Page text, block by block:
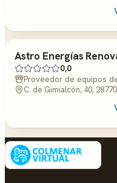
Astro Energías
0,0
Proveedor de equipos
C. de Gimialcón, 40,